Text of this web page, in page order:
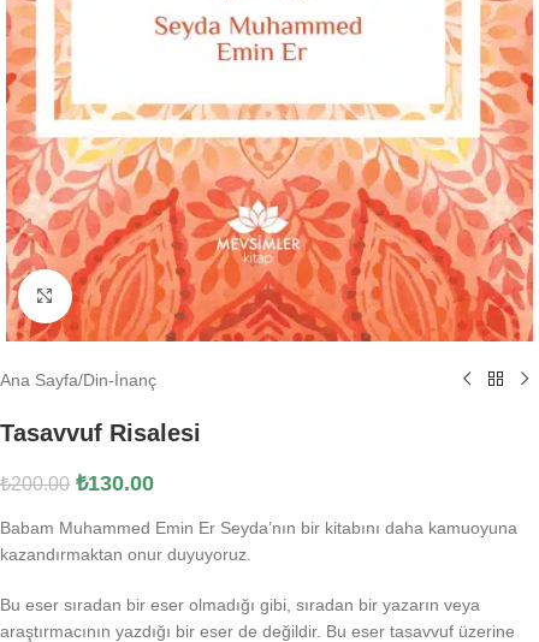
Büyütmek için tıklayın
Ana Sayfa/Din-İnanç
Tasavvuf Risalesi
₺200.00 ₺130.00
Babam Muhammed Emin Er Seyda’nın bir kitabını daha kamuoyuna
kazandırmaktan onur duyuyoruz.
Bu eser sıradan bir eser olmadığı gibi, sıradan bir yazarın veya
araştırmacının yazdığı bir eser de değildir. Bu eser tasavvuf üzerine